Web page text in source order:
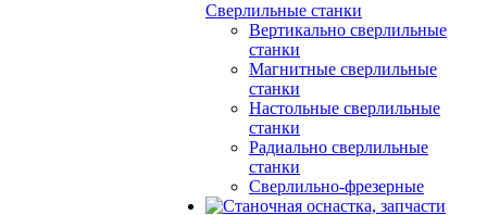
Сверлильные станки
Вертикально сверлильные
станки
Магнитные сверлильные
станки
Настольные сверлильные
станки
Радиально сверлильные
станки
Сверлильно-фрезерные